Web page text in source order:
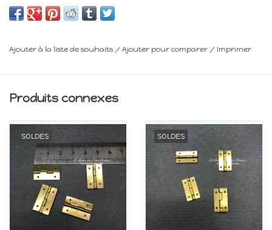
Clous : 6 mm
Frais de livraison : voir panier
Ajouter à la liste de souhaits / Ajouter pour comparer / Imprimer
Produits connexes
SOLDES SOLDES